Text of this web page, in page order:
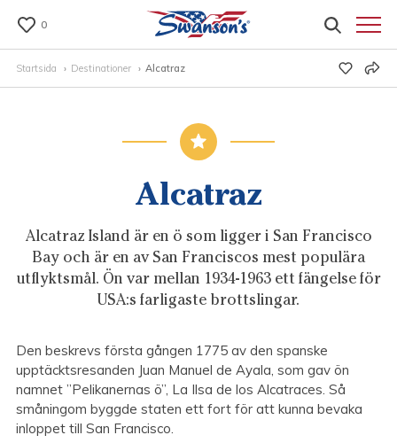
0
Startsida Destinationer Alcatraz
Alcatraz
Alcatraz Island är en ö som ligger i San Francisco
Bay och är en av San Franciscos mest populära
utflyktsmål. Ön var mellan 1934-1963 ett fängelse för
USA:s farligaste brottslingar.
Den beskrevs första gången 1775 av den spanske
upptäcktsresanden Juan Manuel de Ayala, som gav ön
namnet ”Pelikanernas ö”, La Ilsa de los Alcatraces. Så
småningom byggde staten ett fort för att kunna bevaka
inloppet till San Francisco.